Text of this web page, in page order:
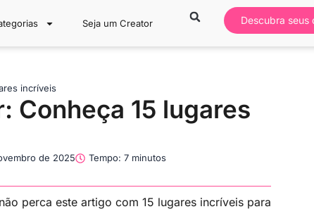
Seja um Creator Descubra seus
incríveis
Conheça 15 lugares
de 2025 Tempo: 7 minutos
perca este artigo com 15 lugares incríveis para